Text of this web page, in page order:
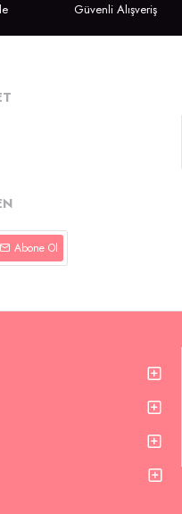
Güvenli Alışveriş
Abone Ol